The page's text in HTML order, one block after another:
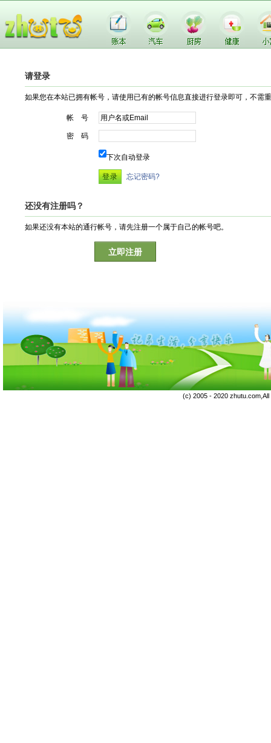
请登录
如果您在本站已拥有帐号，请使用已有的帐号信息直接进行登录即可，不需
帐 号
密 码
下次自动登录
忘记密码?
还没有注册吗？
如果还没有本站的通行帐号，请先注册一个属于自己的帐号吧。
立即注册
(c) 2005 - 2020